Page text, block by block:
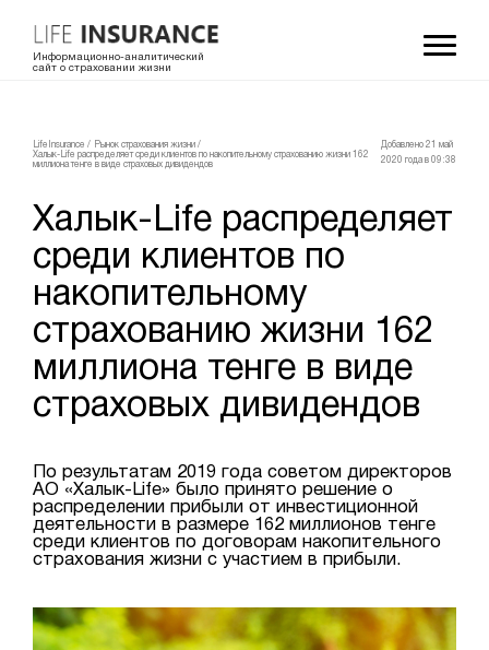
Информационно-аналитический
сайт о страховании жизни
LifeInsurance / Рынок страхования жизни /
Халык-Life распределяет среди клиентов по накопительному страхованию жизни 162
миллиона тенге в виде страховых дивидендов
Добавлено 21 май
2020 года в 09:38
Халык-Life распределяет
среди клиентов по
накопительному
страхованию жизни 162
миллиона тенге в виде
страховых дивидендов
По результатам 2019 года советом директоров
АО «Халык-Life» было принято решение о
распределении прибыли от инвестиционной
деятельности в размере 162 миллионов тенге
среди клиентов по договорам накопительного
страхования жизни с участием в прибыли.